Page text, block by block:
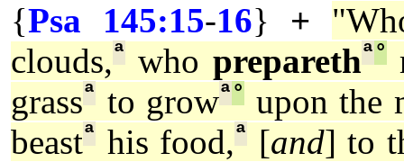
{Psa 145:15-16} +
clouds,ª who preparethª°
grassª to growª° upon the
beastª his food,ª [and] to